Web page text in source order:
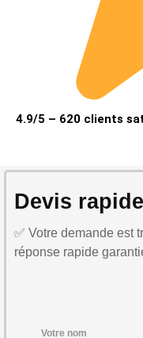
4.9/5 – 620 clients
Devis rapide
✅ Votre demande est
réponse rapide
Votre nom